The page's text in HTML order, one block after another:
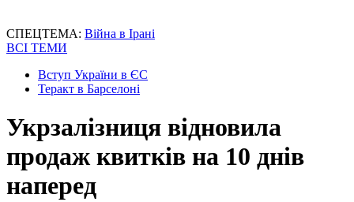
СПЕЦТЕМА: Війна в Ірані
ВСІ ТЕМИ
Вступ України в ЄС
Теракт в Барселоні
Укрзалізниця відновила
продаж квитків на 10 днів
наперед